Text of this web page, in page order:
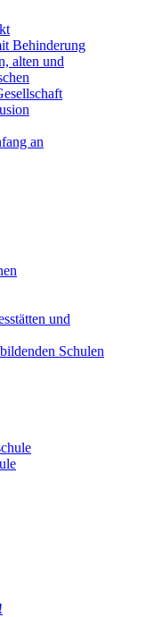
Behinderung
alten und
an
und
Schulen